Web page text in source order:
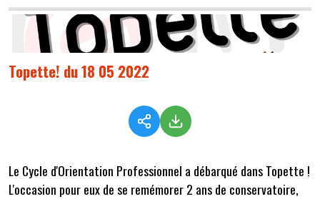
Topette! du 18 05 2022
Le Cycle d'Orientation Professionnel a débarqué dans Topette !
L'occasion pour eux de se remémorer 2 ans de conservatoire,